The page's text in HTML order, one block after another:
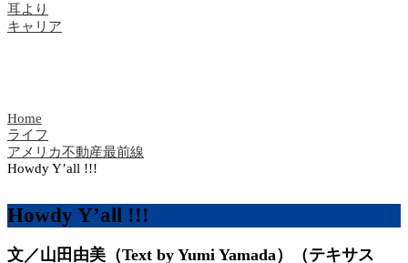
耳より
キャリア
Home
ライフ
アメリカ不動産最前線
Howdy Y’all !!!
Howdy Y’all !!!
文／山田由美（Text by Yumi Yamada）（テキサス